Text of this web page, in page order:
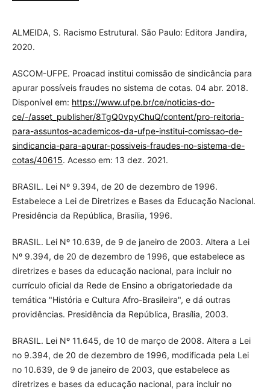
ALMEIDA, S. Racismo Estrutural. São Paulo: Editora Jandira,
2020.
ASCOM-UFPE. Proacad institui comissão de sindicância para
apurar possíveis fraudes no sistema de cotas. 04 abr. 2018.
Disponível em: https://www.ufpe.br/ce/noticias-do-
ce/-/asset_publisher/8TgQ0vpyChuQ/content/pro-reitoria-
para-assuntos-academicos-da-ufpe-institui-comissao-de-
sindicancia-para-apurar-possiveis-fraudes-no-sistema-de-
cotas/40615. Acesso em: 13 dez. 2021.
BRASIL. Lei Nº 9.394, de 20 de dezembro de 1996.
Estabelece a Lei de Diretrizes e Bases da Educação Nacional.
Presidência da República, Brasília, 1996.
BRASIL. Lei Nº 10.639, de 9 de janeiro de 2003. Altera a Lei
Nº 9.394, de 20 de dezembro de 1996, que estabelece as
diretrizes e bases da educação nacional, para incluir no
currículo oficial da Rede de Ensino a obrigatoriedade da
temática "História e Cultura Afro-Brasileira", e dá outras
providências. Presidência da República, Brasília, 2003.
BRASIL. Lei Nº 11.645, de 10 de março de 2008. Altera a Lei
no 9.394, de 20 de dezembro de 1996, modificada pela Lei
no 10.639, de 9 de janeiro de 2003, que estabelece as
diretrizes e bases da educação nacional, para incluir no